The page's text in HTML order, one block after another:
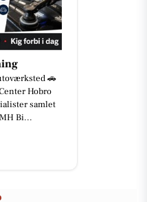
🚗
Hobro
samlet
Bi...